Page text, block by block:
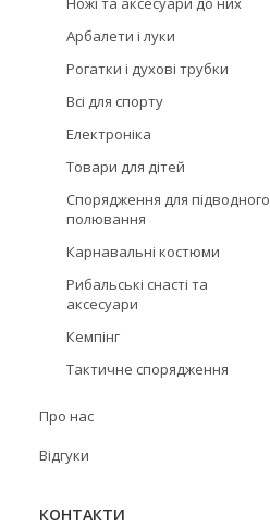
Арбалети і луки
Рогатки і духові трубки
Всі для спорту
Електроніка
Товари для дітей
Спорядження для підводного
полювання
Карнавальні костюми
Рибальські снасті та
аксесуари
Кемпінг
Тактичне спорядження
Про нас
Відгуки
КОНТАКТИ